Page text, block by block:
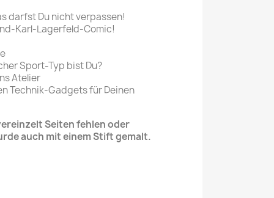
darfst Du nicht verpassen!
Karl-Lagerfeld-Comic!
Sport-Typ bist Du?
Atelier
Technik-Gadgets für Deinen
Seiten fehlen oder
auch mit einem Stift gemalt.